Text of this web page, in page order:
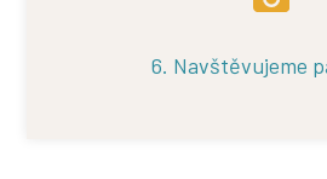
6. Navštěvujeme